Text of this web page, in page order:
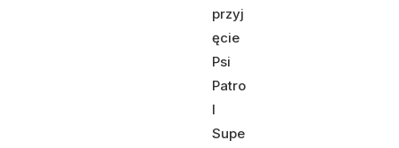
przyj
ęcie
Psi
Patro
l
Supe